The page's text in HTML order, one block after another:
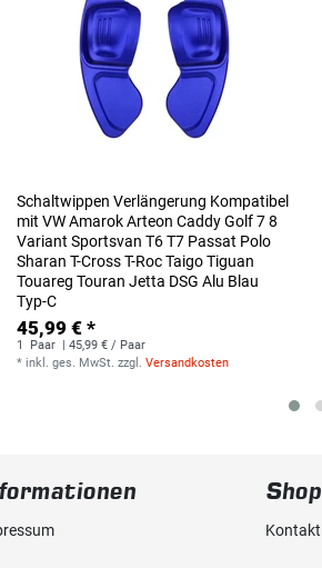
Schaltwippen Verlängerung Kompatibel
mit VW Amarok Arteon Caddy Golf 7 8
Variant Sportsvan T6 T7 Passat Polo
Sharan T-Cross T-Roc Taigo Tiguan
Touareg Touran Jetta DSG Alu Blau
Typ-C
45,99 € *
1 Paar
| 45,99 € / Paar
* inkl. ges. MwSt. zzgl.Versandkosten
Shop
Kontakt